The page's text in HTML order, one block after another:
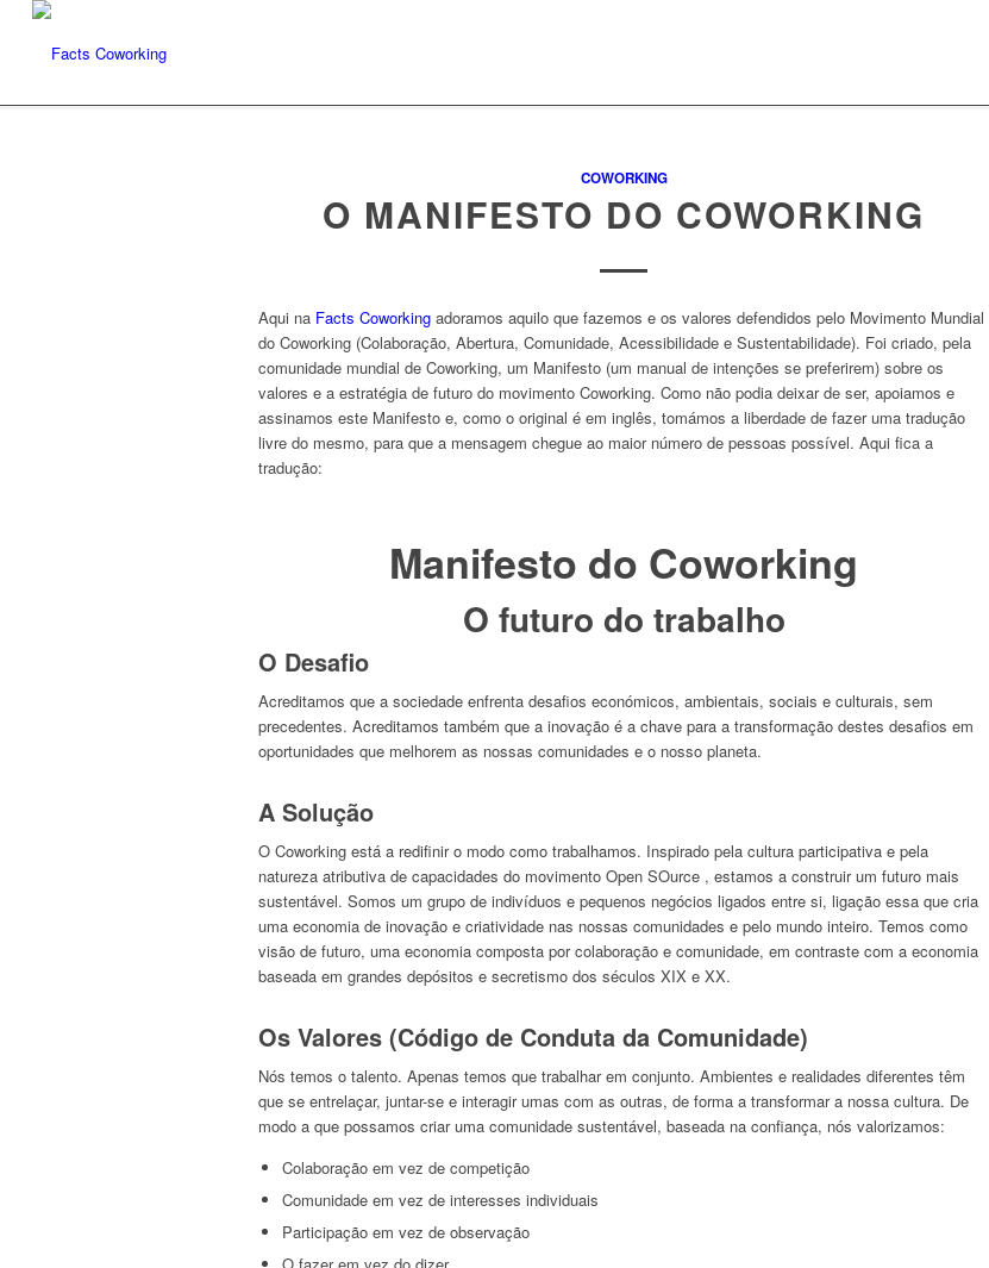
COWORKING
O MANIFESTO DO COWORKING
Aqui na Facts Coworking adoramos aquilo que fazemos e os valores defendidos pelo Movimento Mundial
do Coworking (Colaboração, Abertura, Comunidade, Acessibilidade e Sustentabilidade). Foi criado, pela
comunidade mundial de Coworking, um Manifesto (um manual de intenções se preferirem) sobre os
valores e a estratégia de futuro do movimento Coworking. Como não podia deixar de ser, apoiamos e
assinamos este Manifesto e, como o original é em inglês, tomámos a liberdade de fazer uma tradução
livre do mesmo, para que a mensagem chegue ao maior número de pessoas possível. Aqui fica a
tradução:
Manifesto do Coworking
O futuro do trabalho
O Desafio
Acreditamos que a sociedade enfrenta desafios económicos, ambientais, sociais e culturais, sem
precedentes. Acreditamos também que a inovação é a chave para a transformação destes desafios em
oportunidades que melhorem as nossas comunidades e o nosso planeta.
A Solução
O Coworking está a redifinir o modo como trabalhamos. Inspirado pela cultura participativa e pela
natureza atributiva de capacidades do movimento Open SOurce , estamos a construir um futuro mais
sustentável. Somos um grupo de indivíduos e pequenos negócios ligados entre si, ligação essa que cria
uma economia de inovação e criatividade nas nossas comunidades e pelo mundo inteiro. Temos como
visão de futuro, uma economia composta por colaboração e comunidade, em contraste com a economia
baseada em grandes depósitos e secretismo dos séculos XIX e XX.
Os Valores (Código de Conduta da Comunidade)
Nós temos o talento. Apenas temos que trabalhar em conjunto. Ambientes e realidades diferentes têm
que se entrelaçar, juntar-se e interagir umas com as outras, de forma a transformar a nossa cultura. De
modo a que possamos criar uma comunidade sustentável, baseada na confiança, nós valorizamos:
Colaboração em vez de competição
Comunidade em vez de interesses individuais
Participação em vez de observação